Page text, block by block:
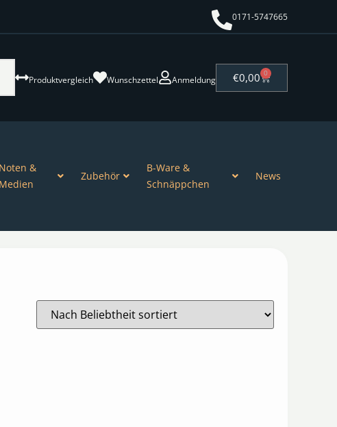
0171-5747665
Produktvergleich Wunschzettel Anmeldung €0,00 0
Noten &
Medien
Zubehör
B-Ware &
Schnäppchen
News